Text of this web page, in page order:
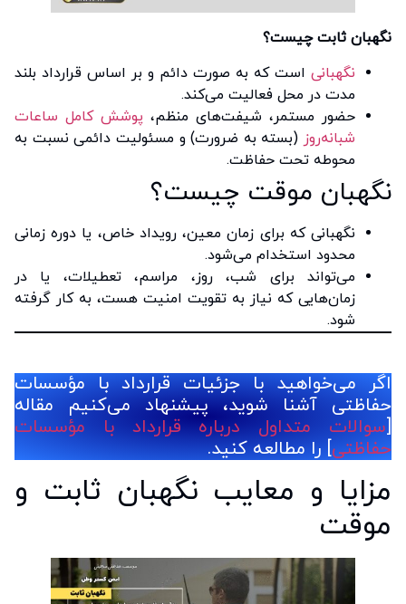
نگهبان ثابت چیست؟
نگهبانی است که به صورت دائم و بر اساس قرارداد بلند
مدت در محل فعالیت می‌کند.
حضور مستمر، شیفت‌های منظم، پوشش کامل ساعات
شبانه‌روز (بسته به ضرورت) و مسئولیت دائمی نسبت به
محوطه تحت حفاظت.
نگهبان موقت چیست؟
نگهبانی که برای زمان معین، رویداد خاص، یا دوره زمانی
محدود استخدام می‌شود.
می‌تواند برای شب، روز، مراسم، تعطیلات، یا در
زمان‌هایی که نیاز به تقویت امنیت هست، به کار گرفته
شود.
اگر می‌خواهید با جزئیات قرارداد با مؤسسات
حفاظتی آشنا شوید، پیشنهاد می‌کنیم مقاله
[سوالات متداول درباره قرارداد با مؤسسات
حفاظتی] را مطالعه کنید.
مزایا و معایب نگهبان ثابت و
موقت